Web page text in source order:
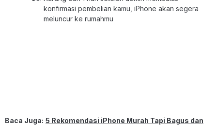
konfirmasi pembelian kamu, iPhone akan segera
meluncur ke rumahmu
Baca Juga: 5 Rekomendasi iPhone Murah Tapi Bagus dan